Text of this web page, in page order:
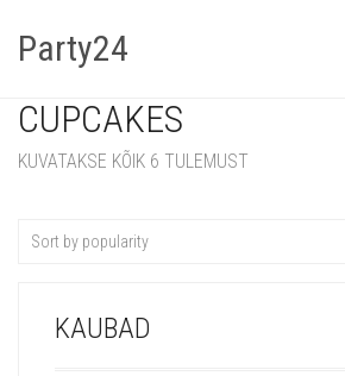
Party24
CUPCAKES
KUVATAKSE KÕIK 6 TULEMUST
Sort by popularity
KAUBAD